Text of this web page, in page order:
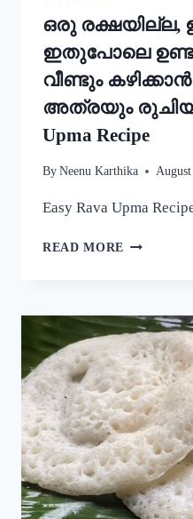
ഒരു രക്ഷയില്ല,
ഇതുപോലെ
വീണ്ടും
അത്രയും
Upma Recipe
By Neenu Karthika
Easy Rava Upma
READ MORE ഒരു
വീണ്ടും
വീണ്ടും
കഴിക്കാൻ
തോന്നും!
അത്രയും
|
EASY
RAVA
UPMA